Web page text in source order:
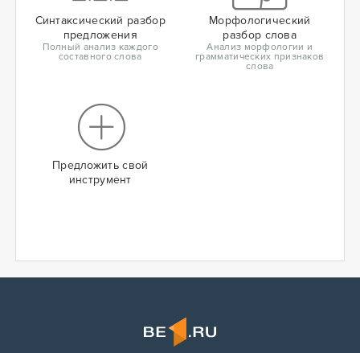
Синтаксический разбор
предложения
Полный анализ каждого
составного слова
Морфологический
разбор слова
Анализ морфологии и
грамматических признаков
слова
Предложить свой
инструмент